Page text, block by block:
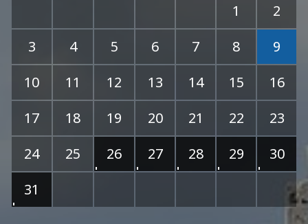
1
2
3
4 5 6 7 8
9
10
11 12 13 14 15
16
17
18 19 20 21 22
23
24
25 26 27 28 29
30
31